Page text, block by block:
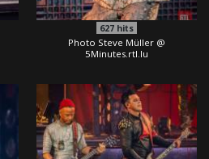
627 hits
Photo Steve Müller @
5Minutes.rtl.lu